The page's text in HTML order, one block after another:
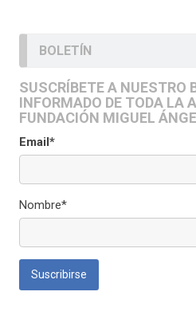
BOLETÍN
SUSCRÍBETE A NUESTRO
INFORMADO DE TODA LA
FUNDACIÓN MIGUEL
Email*
Nombre*